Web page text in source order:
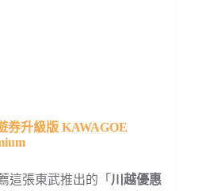
券升級版 KAWAGOE
這張東武推出的「 川越優惠